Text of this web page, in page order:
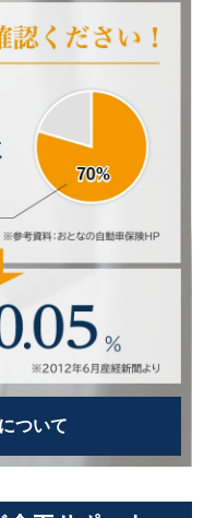
ついて